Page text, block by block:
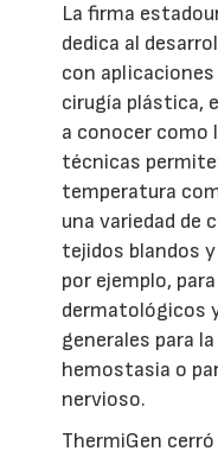
La firma
dedica al
con
cirugía plástica,
a conocer como
técnicas
temperatura
una variedad de
tejidos blandos
por ejemplo,
dermatológicos
generales para
hemostasia o
nervioso.
ThermiGen